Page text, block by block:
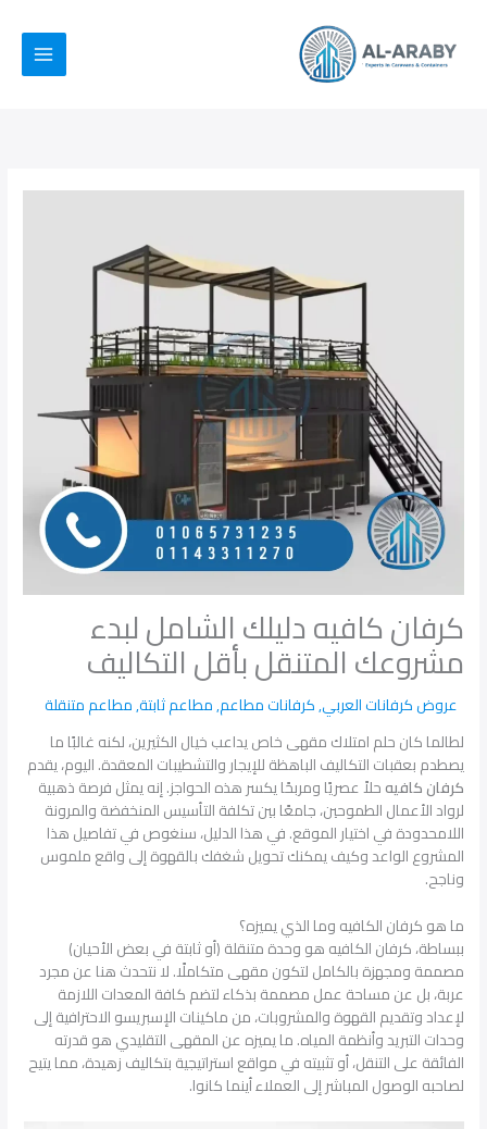
المحتوى
كرفان كافيه دليلك الشامل لبدء
مشروعك المتنقل بأقل التكاليف
عروض كرفانات العربي,كرفانات مطاعم,مطاعم ثابتة,مطاعم متنقلة
لطالما كان حلم امتلاك مقهى خاص يداعب خيال الكثيرين، لكنه غالبًا ما
يصطدم بعقبات التكاليف الباهظة للإيجار والتشطيبات المعقدة. اليوم، يقدم
كرفان كافيهحلاً عصريًا ومربحًا يكسر هذه الحواجز. إنه يمثل فرصة ذهبية
لرواد الأعمال الطموحين، جامعًا بين تكلفة التأسيس المنخفضة والمرونة
اللامحدودة في اختيار الموقع. في هذا الدليل، سنغوص في تفاصيل هذا
المشروع الواعد وكيف يمكنك تحويل شغفك بالقهوة إلى واقع ملموس
وناجح.
ما هو كرفان الكافيه وما الذي يميزه؟
ببساطة، كرفان الكافيه هو وحدة متنقلة (أو ثابتة في بعض الأحيان)
مصممة ومجهزة بالكامل لتكون مقهى متكاملًا. لا نتحدث هنا عن مجرد
عربة، بل عن مساحة عمل مصممة بذكاء لتضم كافة المعدات اللازمة
لإعداد وتقديم القهوة والمشروبات، من ماكينات الإسبريسو الاحترافية إلى
وحدات التبريد وأنظمة المياه. ما يميزه عن المقهى التقليدي هو قدرته
الفائقة على التنقل، أو تثبيته في مواقع استراتيجية بتكاليف زهيدة، مما يتيح
لصاحبه الوصول المباشر إلى العملاء أينما كانوا.